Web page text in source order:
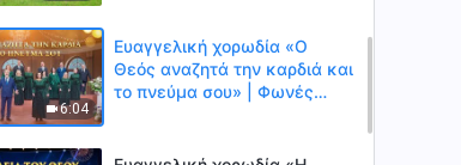
6:04
Ευαγγελική χορωδία «Ο
Θεός αναζητά την καρδιά και
το πνεύμα σου» | Φωνές